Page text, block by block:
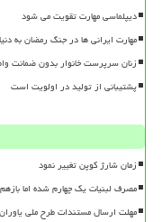
دیپلماسی مهارت تقویت می شود
مهارت ایرانی ها در جنگ رمضان به
زنان سرپرست خانوار بدون ضمانت
پشتیبانی از تولید در اولویت است
زمان شارژ کوپن تغییر نمود
مصرف لبنیات یک چهارم شده اما
مهلت ارسال مستندات طرح ملی یاوران پیشرفت۲ تا ۲۰